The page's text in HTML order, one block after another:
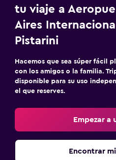
tu viaje a
Aires
Pistarini
Hacemos que sea súper fácil
con los amigos o la familia.
disponible para su uso
el que reserves.
Empezar a
Encontrar